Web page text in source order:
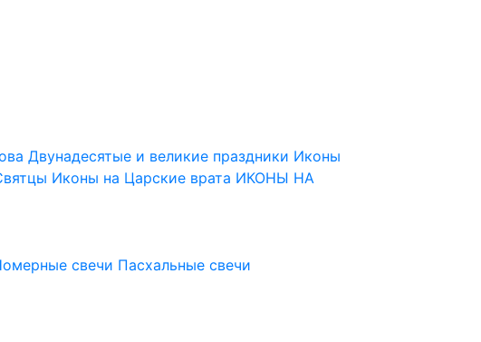
Двунадесятые и великие праздники Иконы
Иконы на Царские врата ИКОНЫ НА
свечи Пасхальные свечи